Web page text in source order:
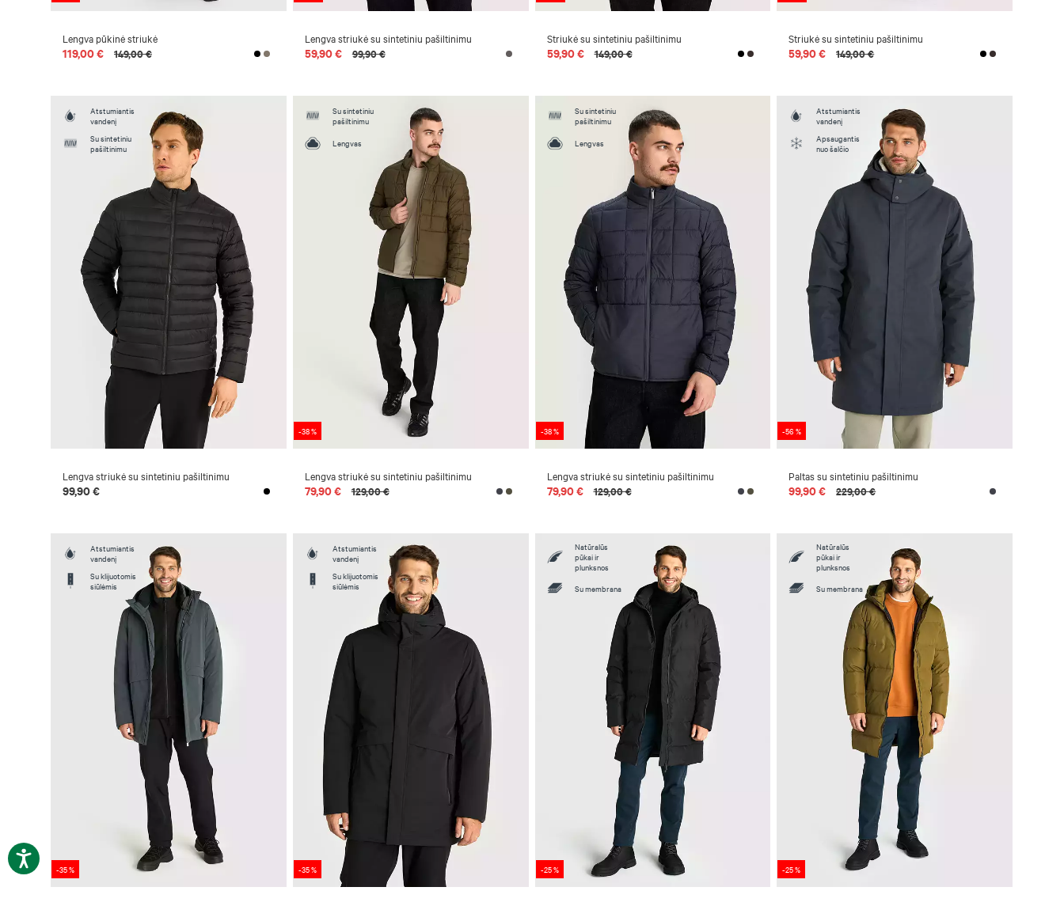
Lengva pūkinė striukė
119,00 € 149,00 €
Lengva striukė su sintetiniu pašiltinimu
59,90 € 99,90 €
Striukė su sintetiniu pašiltinimu
59,90 € 149,00 €
Striukė su sintetiniu pašiltinimu
59,90 € 149,00 €
Atstumiantis
vandenį
Su sintetiniu
pašiltinimu
Lengva striukė su sintetiniu pašiltinimu
99,90 €
Su sintetiniu
pašiltinimu
Lengvas
-38 %
Lengva striukė su sintetiniu pašiltinimu
79,90 € 129,00 €
Su sintetiniu
pašiltinimu
Lengvas
-38 %
Lengva striukė su sintetiniu pašiltinimu
79,90 € 129,00 €
Atstumiantis
vandenį
Apsaugantis
nuo šalčio
-56 %
Paltas su sintetiniu pašiltinimu
99,90 € 229,00 €
Atstumiantis
vandenį
Su klijuotomis
siūlėmis
-35 %
Atstumiantis
vandenį
Su klijuotomis
siūlėmis
-35 %
Natūralūs
pūkai ir
plunksnos
Su membrana
-25 %
Natūralūs
pūkai ir
plunksnos
Su membrana
-25 %